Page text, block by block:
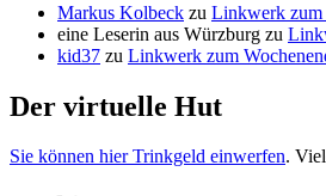
Markus Kolbeck zu Linkwerk zum
eine Leserin aus Würzburg zu
kid37 zu Linkwerk zum
Der virtuelle Hut
Sie können hier Trinkgeld einwerfen.